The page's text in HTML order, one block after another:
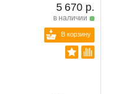
5 670 р.
в наличии
В корзину